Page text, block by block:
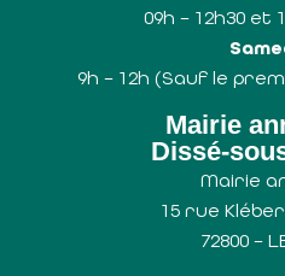
09h – 12h30 et
9h – 12h (Sauf le
Mairie
Dissé-
Mairie
15 rue
72800 –